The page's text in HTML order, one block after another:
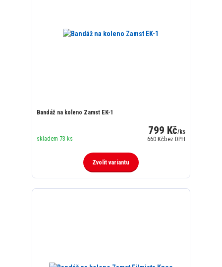
Bandáž na koleno Zamst EK-1
799 Kč/ks
660 Kčbez DPH
skladem 73 ks
Zvolit variantu